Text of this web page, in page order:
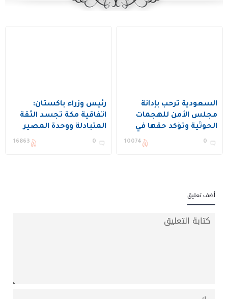
السعودية ترحب بإدانة
مجلس الأمن للهجمات
الحوثية وتؤكد حقها في
الدفاع عن النفس
0
10074
رئيس وزراء باكستان:
اتفاقية مكة تجسد الثقة
المتبادلة ووحدة المصير
بين المملكة وتركيا
0
16863
أضف تعليق